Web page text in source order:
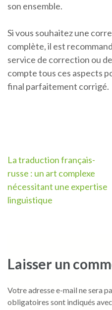
son ensemble.
Si vous souhaitez une
complète, il est
service de correction ou
compte tous ces aspects
final parfaitement corrigé.
Navigation
de
l’article
La traduction français-
russe : un art complexe
nécessitant une expertise
linguistique
Laisser un
Votre adresse e-mail ne sera
obligatoires sont indiqués avec